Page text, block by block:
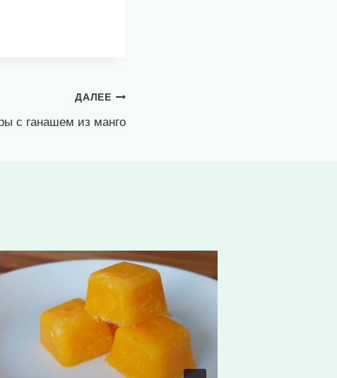
ДАЛЕЕ
с ганашем из манго